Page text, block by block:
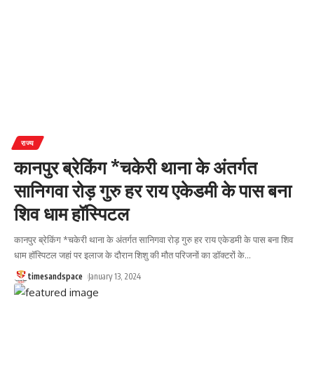
राज्य
कानपुर ब्रेकिंग *चकेरी थाना के अंतर्गत
सानिगवा रोड़ गुरु हर राय एकेडमी के पास बना
शिव धाम हॉस्पिटल
कानपुर ब्रेकिंग *चकेरी थाना के अंतर्गत सानिगवा रोड़ गुरु हर राय एकेडमी के पास बना शिव
धाम हॉस्पिटल जहां पर इलाज के दौरान शिशु की मौत परिजनों का डॉक्टरों के…
timesandspace January 13, 2024